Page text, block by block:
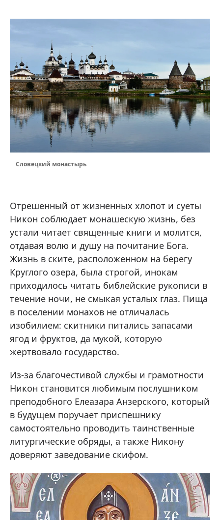
Словецкий монастырь
Отрешенный от жизненных хлопот и суеты
Никон соблюдает монашескую жизнь, без
устали читает священные книги и молится,
отдавая волю и душу на почитание Бога.
Жизнь в ските, расположенном на берегу
Круглого озера, была строгой, инокам
приходилось читать библейские рукописи в
течение ночи, не смыкая усталых глаз. Пища
в поселении монахов не отличалась
изобилием: скитники питались запасами
ягод и фруктов, да мукой, которую
жертвовало государство.
Из-за благочестивой службы и грамотности
Никон становится любимым послушником
преподобного Елеазара Анзерского, который
в будущем поручает приспешнику
самостоятельно проводить таинственные
литургические обряды, а также Никону
доверяют заведование скифом.